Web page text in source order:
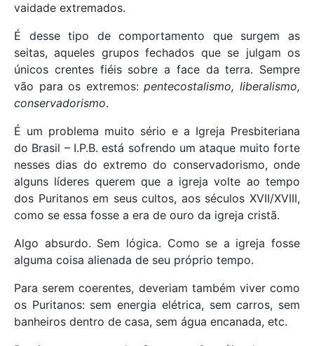
vaidade extremados.
É desse tipo de comportamento que surgem as
seitas, aqueles grupos fechados que se julgam os
únicos crentes fiéis sobre a face da terra. Sempre
vão para os extremos:pentecostalismo, liberalismo,
conservadorismo.
É um problema muito sério e a Igreja Presbiteriana
do Brasil – I.P.B. está sofrendo um ataque muito forte
nesses dias do extremo do conservadorismo, onde
alguns líderes querem que a igreja volte ao tempo
dos Puritanos em seus cultos, aos séculos XVII/XVIII,
como se essa fosse a era de ouro da igreja cristã.
Algo absurdo. Sem lógica. Como se a igreja fosse
alguma coisa alienada de seu próprio tempo.
Para serem coerentes, deveriam também viver como
os Puritanos: sem energia elétrica, sem carros, sem
banheiros dentro de casa, sem água encanada, etc.